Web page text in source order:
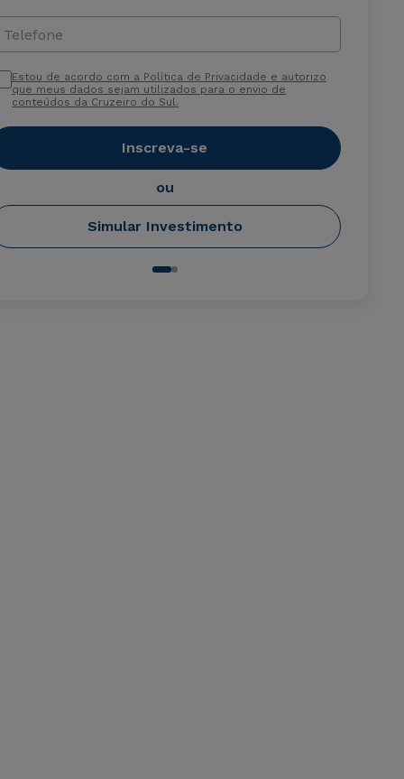
Telefone
Estou de acordo com a Política de Privacidade e autorizo
que meus dados sejam utilizados para o envio de
conteúdos da Cruzeiro do Sul.
Inscreva-se
ou
Simular Investimento